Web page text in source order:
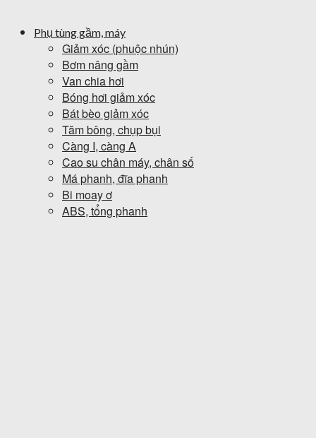
Phụ tùng gầm, máy
Giảm xóc (phuộc nhún)
Bơm nâng gầm
Van chia hơi
Bóng hơi giảm xóc
Bát bèo giảm xóc
Tăm bông, chụp bụi
Càng I, càng A
Cao su chân máy, chân số
Má phanh, đĩa phanh
Bi moay ơ
ABS, tổng phanh